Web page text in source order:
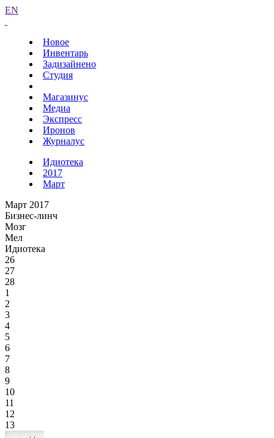
EN
Новое
Инвентарь
Задизайнено
Студия
Магазинус
Медиа
Экспресс
Иронов
Журналус
Идиотека
2017
Март
Март 2017
Бизнес-линч
Мозг
Мел
Идиотека
26
27
28
1
2
3
4
5
6
7
8
9
10
11
12
13